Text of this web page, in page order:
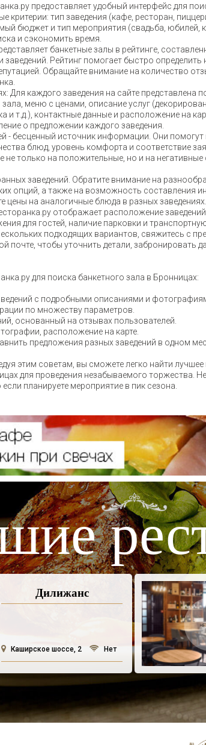
предоставляет удобный интерфейс для
критерии: тип заведения (кафе, ресторан,
бюджет и тип мероприятия (свадьба, юбилей,
и сэкономить время.
банкетные залы в рейтинге,
Рейтинг помогает быстро определить
Обращайте внимание на количество
Для каждого заведения на сайте представлена
меню с ценами, описание услуг
т.д.), контактные данные и расположение на
о предложении каждого заведения.
- бесценный источник информации. Они помогут
блюд, уровень комфорта и соответствие
не только на положительные, но и на
заведений. Обратите внимание на
опций, а также на возможность составления
цены на аналогичные блюда в разных заведениях.
отображает расположение заведений
для гостей, наличие парковки и
подходящих вариантов, свяжитесь с
почте, чтобы уточнить детали, забронировать
для поиска банкетного зала в Бронницах:
с подробными описаниями и
по множеству параметров.
основанный на отзывах пользователей.
расположение на карте.
предложения разных заведений в одном
этим советам, вы сможете легко найти лучшее
для проведения незабываемого торжества. Не
планируете мероприятие в пик сезона.
Дилижанс
Каширское шоссе, 2 Нет